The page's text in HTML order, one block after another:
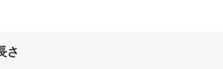
さ